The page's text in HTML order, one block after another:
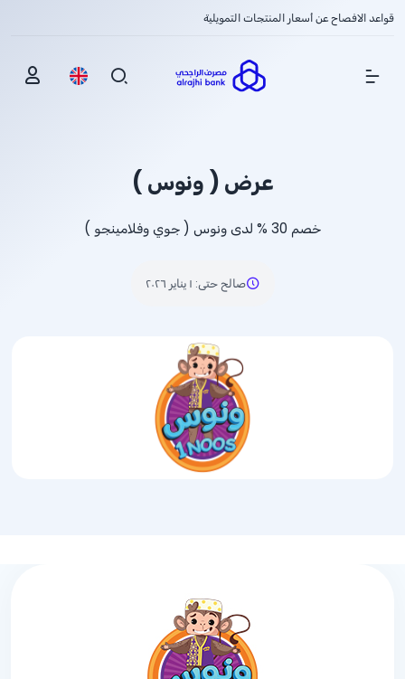
قواعد الافصاح عن أسعار المنتجات التمويلية
Show Menu
عرض ( ونوس )
خصم % 30 لدى ونوس ( جوي وفلامينجو )
صالح حتى: ١ يناير ٢٠٢٦